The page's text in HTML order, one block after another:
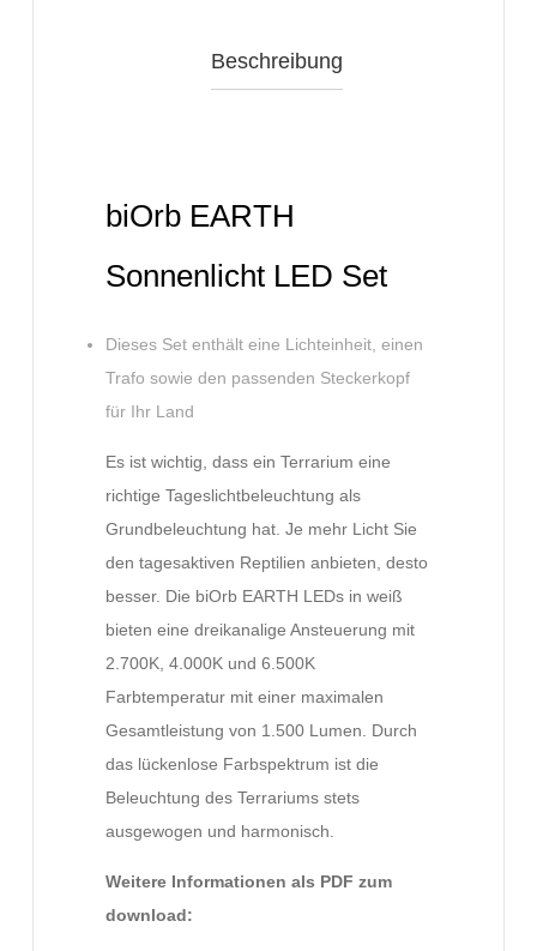
Beschreibung
biOrb EARTH
Sonnenlicht LED Set
Dieses Set enthält eine Lichteinheit, einen
Trafo sowie den passenden Steckerkopf
für Ihr Land
Es ist wichtig, dass ein Terrarium eine
richtige Tageslichtbeleuchtung als
Grundbeleuchtung hat. Je mehr Licht Sie
den tagesaktiven Reptilien anbieten, desto
besser. Die biOrb EARTH LEDs in weiß
bieten eine dreikanalige Ansteuerung mit
2.700K, 4.000K und 6.500K
Farbtemperatur mit einer maximalen
Gesamtleistung von 1.500 Lumen. Durch
das lückenlose Farbspektrum ist die
Beleuchtung des Terrariums stets
ausgewogen und harmonisch.
Weitere Informationen als PDF zum
download: